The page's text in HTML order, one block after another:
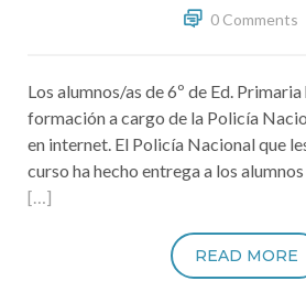
0 Comments
Los alumnos/as de 6º de Ed.
formación a cargo de la Policía
en internet. El Policía Nacional que
curso ha hecho entrega a los
[…]
READ MORE